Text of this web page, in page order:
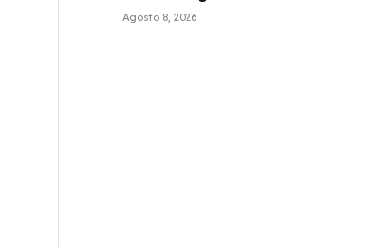
Agosto 8, 2026